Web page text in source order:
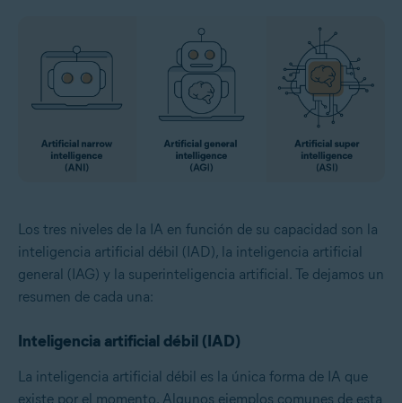
Los tres niveles de la IA en función de su capacidad son la
inteligencia artificial débil (IAD), la inteligencia artificial
general (IAG) y la superinteligencia artificial. Te dejamos un
resumen de cada una:
Inteligencia artificial débil (IAD)
La inteligencia artificial débil es la única forma de IA que
existe por el momento. Algunos ejemplos comunes de esta